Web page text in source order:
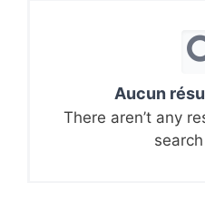
Aucun
There aren’t any